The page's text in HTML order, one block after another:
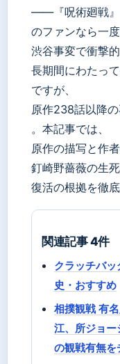
——『呪術廻戦』
のファンなら一
渋谷事変で衝撃
長期間にわたっ
ですが、
原作238話以降
。本記事では、
原作の描写と作
釘崎野薔薇の生
復活の根拠を徹底
関連記事 4件
クラッチバ
史・おすすめ
相撲観戦 有
江、所ジョー
の観戦有無を